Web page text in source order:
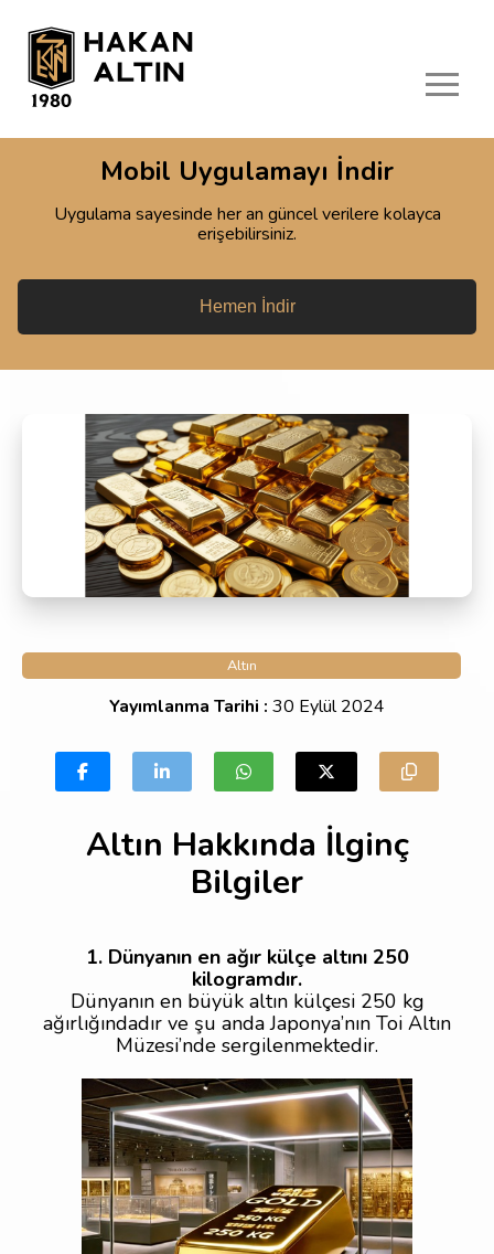
Canlı Piyasalar
Sarrafiye & Gram Altın
Milyem
Döviz & Parite
Telefonla Ara
İletişim
Giriş Yap
Mobil Uygulamayı İndir
Uygulama sayesinde her an güncel verilere kolayca
erişebilirsiniz.
Hemen İndir
Altın
Yayımlanma Tarihi : 30 Eylül 2024
Altın Hakkında İlginç
Bilgiler
1. Dünyanın en ağır külçe altını 250
kilogramdır.
Dünyanın en büyük altın külçesi 250 kg
ağırlığındadır ve şu anda Japonya’nın Toi Altın
Müzesi’nde sergilenmektedir.